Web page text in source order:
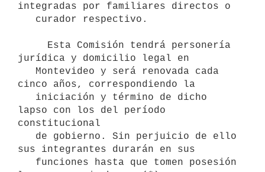
integradas por familiares directos o
jurídica y domicilio legal en
cinco años, correspondiendo la
lapso con los del período
constitucional
sus integrantes durarán en sus